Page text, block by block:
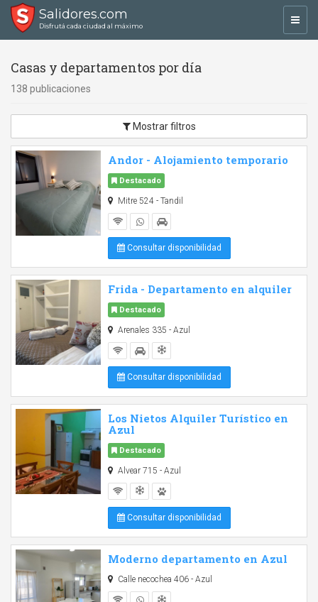
Salidores.com
Disfrutá cada ciudad al máximo
Casas y departamentos por día
138 publicaciones
Mostrar filtros
Andor - Alojamiento temporario
Destacado
Mitre 524 - Tandil
Consultar disponibilidad
Frida - Departamento en alquiler
Destacado
Arenales 335 - Azul
Consultar disponibilidad
Los Nietos Alquiler Turístico en
Azul
Destacado
Alvear 715 - Azul
Consultar disponibilidad
Moderno departamento en Azul
Calle necochea 406 - Azul